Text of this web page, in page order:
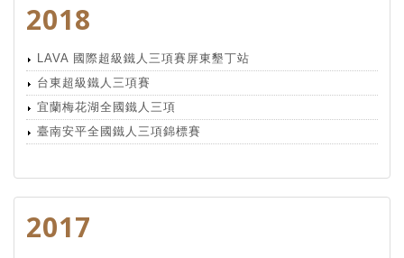
2018
LAVA 國際超級鐵人三項賽屏東墾丁站
台東超級鐵人三項賽
宜蘭梅花湖全國鐵人三項
臺南安平全國鐵人三項錦標賽
2017